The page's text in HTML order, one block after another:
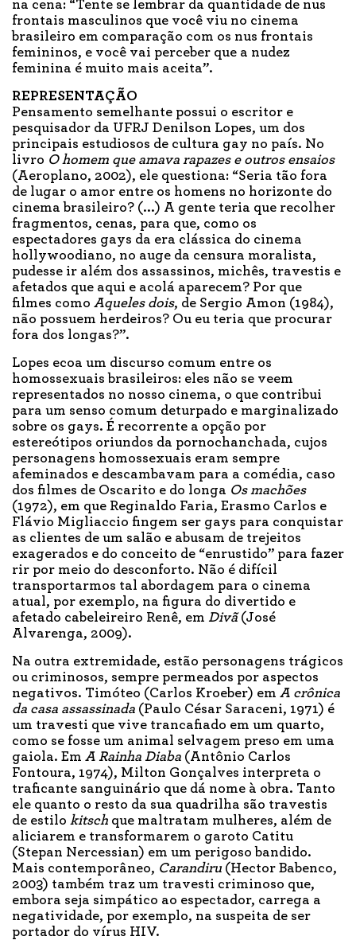
na cena: “Tente se lembrar da quantidade de nus
frontais masculinos que você viu no cinema
brasileiro em comparação com os nus frontais
femininos, e você vai perceber que a nudez
feminina é muito mais aceita”.
REPRESENTAÇÃO
Pensamento semelhante possui o escritor e
pesquisador da UFRJ Denilson Lopes, um dos
principais estudiosos de cultura gay no país. No
livro O homem que amava rapazes e outros ensaios
(Aeroplano, 2002), ele questiona: “Seria tão fora
de lugar o amor entre os homens no horizonte do
cinema brasileiro? (...) A gente teria que recolher
fragmentos, cenas, para que, como os
espectadores gays da era clássica do cinema
hollywoodiano, no auge da censura moralista,
pudesse ir além dos assassinos, michês, travestis e
afetados que aqui e acolá aparecem? Por que
filmes como Aqueles dois, de Sergio Amon (1984),
não possuem herdeiros? Ou eu teria que procurar
fora dos longas?”.
Lopes ecoa um discurso comum entre os
homossexuais brasileiros: eles não se veem
representados no nosso cinema, o que contribui
para um senso comum deturpado e marginalizado
sobre os gays. É recorrente a opção por
estereótipos oriundos da pornochanchada, cujos
personagens homossexuais eram sempre
afeminados e descambavam para a comédia, caso
dos filmes de Oscarito e do longa Os machões
(1972), em que Reginaldo Faria, Erasmo Carlos e
Flávio Migliaccio fingem ser gays para conquistar
as clientes de um salão e abusam de trejeitos
exagerados e do conceito de “enrustido” para fazer
rir por meio do desconforto. Não é difícil
transportarmos tal abordagem para o cinema
atual, por exemplo, na figura do divertido e
afetado cabeleireiro Renê, em Divã(José
Alvarenga, 2009).
Na outra extremidade, estão personagens trágicos
ou criminosos, sempre permeados por aspectos
negativos. Timóteo (Carlos Kroeber) em A crônica
da casa assassinada (Paulo César Saraceni, 1971) é
um travesti que vive trancafiado em um quarto,
como se fosse um animal selvagem preso em uma
gaiola. Em A Rainha Diaba (Antônio Carlos
Fontoura, 1974), Milton Gonçalves interpreta o
traficante sanguinário que dá nome à obra. Tanto
ele quanto o resto da sua quadrilha são travestis
de estilo kitsch que maltratam mulheres, além de
aliciarem e transformarem o garoto Catitu
(Stepan Nercessian) em um perigoso bandido.
Mais contemporâneo, Carandiru (Hector Babenco,
2003) também traz um travesti criminoso que,
embora seja simpático ao espectador, carrega a
negatividade, por exemplo, na suspeita de ser
portador do vírus HIV.